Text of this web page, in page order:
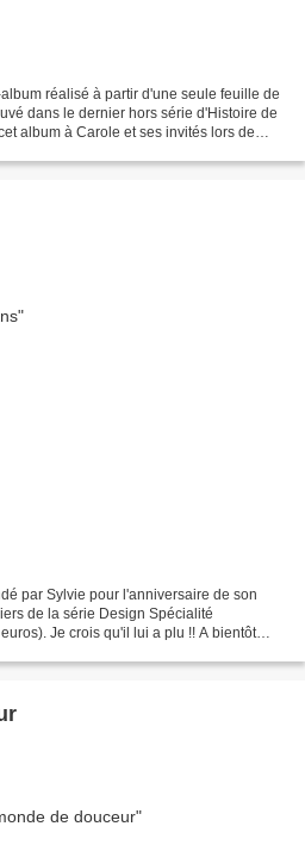
réalisé à partir d'une seule feuille de
dans le dernier hors série d'Histoire de
album à Carole et ses invités lors de
par Sylvie pour l'anniversaire de son
de la série Design Spécialité
Je crois qu'il lui a plu !! A bientôt